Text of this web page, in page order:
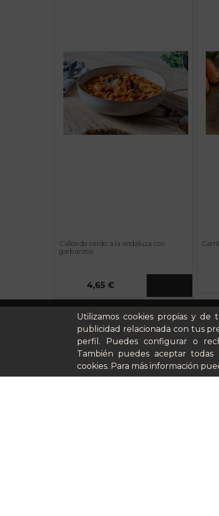
Callos de cerdo a la andaluza con
garbanzos
4,65 €
Utilizamos cookies propias y de
publicidad relacionada con tus
perfil. Puedes configurar o
También puedes aceptar
cookies. Para más información
Cómo
Casos
Soy un